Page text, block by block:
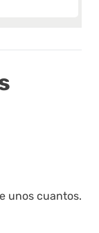
unos cuantos.